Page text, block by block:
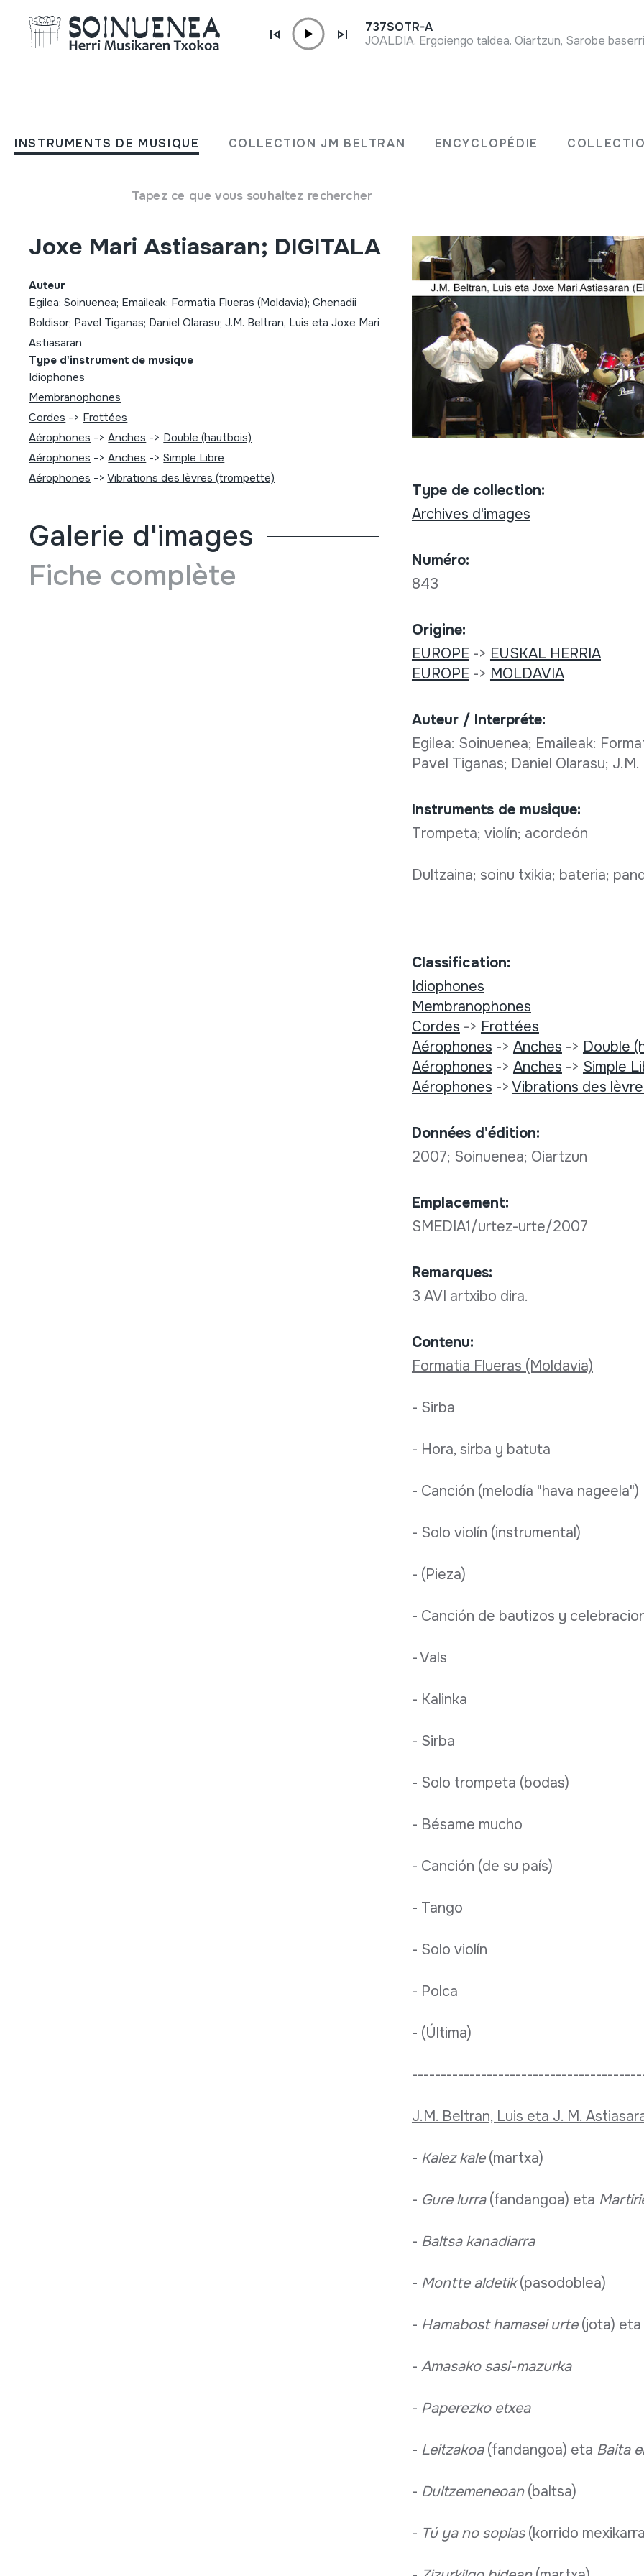
INSTRUMENTS DE MUSIQUE COLLECTION JM BELTRAN ENCYCLOPÉDIE
Tapez ce que vous souhaitez rechercher
737SOTR-A
JOALDIA. Ergoiengo taldea. Oiartzun, Sarobe
2007-07-21; HM Udako
Txokoa; Formatia Flueras
Joxe Mari Astiasaran; DIGITALA
Auteur
Egilea: Soinuenea; Emaileak: Formatia Flueras (Moldavia); Ghenadii
Boldisor; Pavel Tiganas; Daniel Olarasu; J.M. Beltran, Luis eta Joxe Mari
Astiasaran
Type d'instrument de musique
Idiophones
Membranophones
Cordes -> Frottées
Aérophones ->Anches -> Double (hautbois)
Aérophones ->Anches ->Simple Libre
Aérophones ->Vibrations des lèvres (trompette)
Galerie d'images
Fiche complète
Type de collection:
Archives d'images
Numéro:
843
Origine:
EUROPE-> EUSKAL HERRIA
EUROPE-> MOLDAVIA
Auteur / Interpréte:
Egilea: Soinuenea; Emaileak:
Pavel Tiganas; Daniel Olarasu;
Instruments de musique:
Trompeta; violín; acordeón
Dultzaina; soinu txikia; bateria;
Classification:
Idiophones
Membranophones
Cordes -> Frottées
Aérophones -> Anches -> Double
Aérophones -> Anches -> Simple
Aérophones -> Vibrations des
Données d'édition:
2007; Soinuenea; Oiartzun
Emplacement:
SMEDIA1/urtez-urte/2007
Remarques:
3 AVI artxibo dira.
Contenu:
Formatia Flueras (Moldavia)
- Sirba
- Hora, sirba y batuta
- Canción (melodía "hava nageela")
- Solo violín (instrumental)
- (Pieza)
- Canción de bautizos y
- Vals
- Kalinka
- Sirba
- Solo trompeta (bodas)
- Bésame mucho
- Canción (de su país)
- Tango
- Solo violín
- Polca
- (Última)
J.M. Beltran, Luis eta J. M.
- Kalez kale(martxa)
- Gure lurra(fandangoa) eta
- Baltsa kanadiarra
- Montte aldetik(pasodoblea)
- Hamabost hamasei urte(jota) eta
- Amasako sasi-mazurka
- Paperezko etxea
- Leitzakoa (fandangoa) eta Baita
- Dultzemeneoan(baltsa)
- Tú ya no soplas(korrido